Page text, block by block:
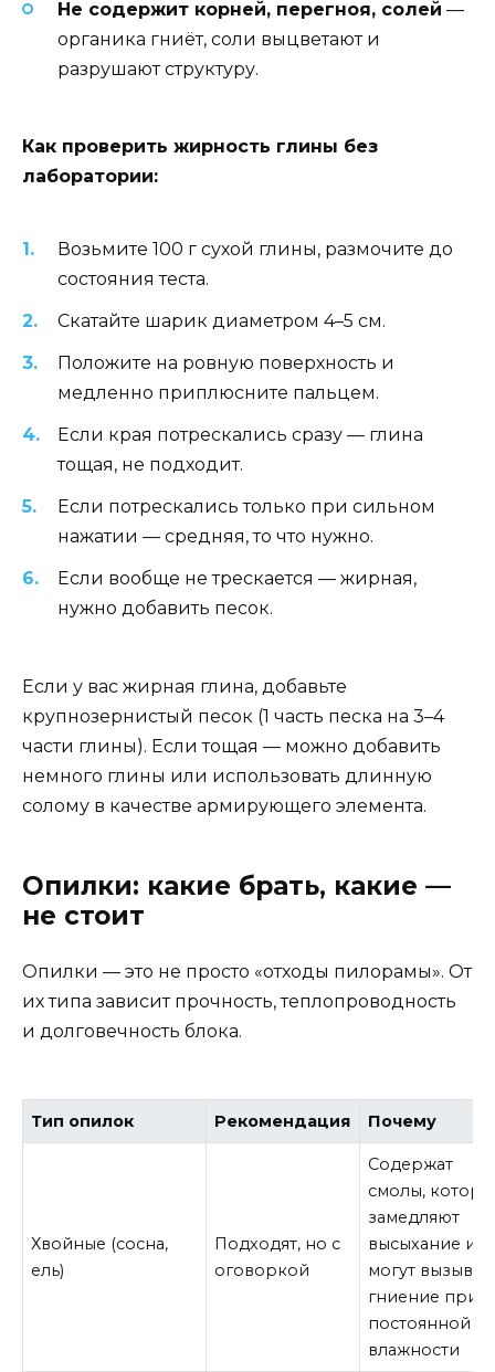
Не содержит корней, перегноя, солей —
органика гниёт, соли выцветают и
разрушают структуру.
Как проверить жирность глины без
лаборатории:
Возьмите 100 г сухой глины, размочите до
состояния теста.
Скатайте шарик диаметром 4–5 см.
Положите на ровную поверхность и
медленно приплюсните пальцем.
Если края потрескались сразу — глина
тощая, не подходит.
Если потрескались только при сильном
нажатии — средняя, то что нужно.
Если вообще не трескается — жирная,
нужно добавить песок.
Если у вас жирная глина, добавьте
крупнозернистый песок (1 часть песка на 3–4
части глины). Если тощая — можно добавить
немного глины или использовать длинную
солому в качестве армирующего элемента.
Опилки: какие брать, какие —
не стоит
Опилки — это не просто «отходы пилорамы». От
их типа зависит прочность, теплопроводность
и долговечность блока.
Тип опилок Рекомендация Почему
Хвойные (сосна,
ель)
Подходят, но с
оговоркой
Содержат
смолы,
замедляют
высыхание и
могут
гниение при
постоянной
влажности